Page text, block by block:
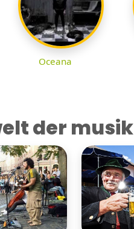
Oceana
der musik